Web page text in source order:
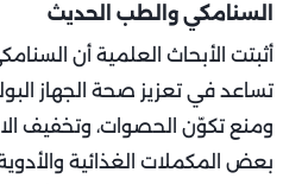
السنامكي والطب الحديث
أثبتت الأبحاث العلمية أن
تساعد في تعزيز صحة الجهاز
ومنع تكوّن الحصوات، وتخفيف
بعض المكملات الغذائية